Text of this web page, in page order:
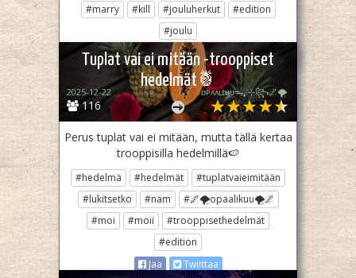
#marry
#kill #jouluherkut
#edition
#joulu
Jaa
Twiittaa
Tuplat vai ei mitään -trooppiset
hedelmät🍍
116
2025-12-22 ᴏᴘᴀᴀʟɪӄᴜᴜᯓ₊ ⊹꧂🌌🌪
Perus tuplat vai ei mitään, mutta tällä kertaa
trooppisilla hedelmillä🍉
#hedelmä #hedelmät
#tuplatvaieimitään
#lukitsetko
#nam
#🌌🌪opaalikuu🌪🌌
#moi
#moii
#trooppisethedelmät
#edition
Jaa
Twiittaa